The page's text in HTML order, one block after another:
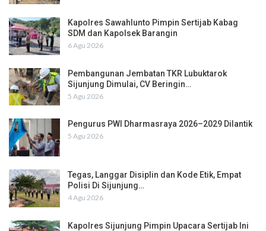
Kapolres Sawahlunto Pimpin Sertijab Kabag
SDM dan Kapolsek Barangin
6 Agu 2026
Pembangunan Jembatan TKR Lubuktarok
Sijunjung Dimulai, CV Beringin…
5 Agu 2026
Pengurus PWI Dharmasraya 2026–2029 Dilantik
5 Agu 2026
Tegas, Langgar Disiplin dan Kode Etik, Empat
Polisi Di Sijunjung…
4 Agu 2026
Kapolres Sijunjung Pimpin Upacara Sertijab Ini